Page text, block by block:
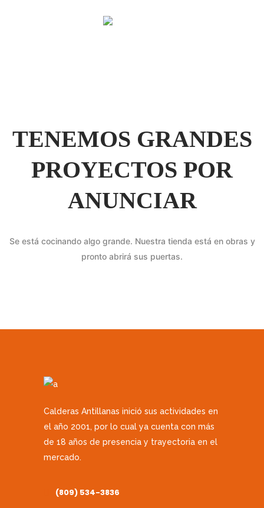
TENEMOS GRANDES
PROYECTOS POR
ANUNCIAR
Se está cocinando algo grande. Nuestra tienda está en obras y
pronto abrirá sus puertas.
Calderas Antillanas inició sus actividades en
el año 2001, por lo cual ya cuenta con más
de 18 años de presencia y trayectoria en el
mercado.
(809) 534-3836